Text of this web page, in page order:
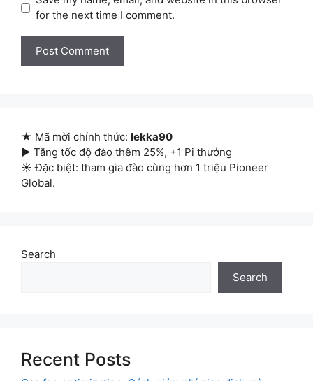
for the next time I comment.
★ Mã mời chính thức: lekka90
▶ Tăng tốc độ đào thêm 25%, +1 Pi thưởng
☀ Đặc biệt: tham gia đào cùng hơn 1 triệu Pioneer
Global.
Search
Search
Recent Posts